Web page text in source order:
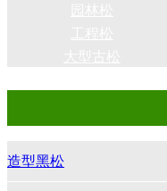
造型黑松